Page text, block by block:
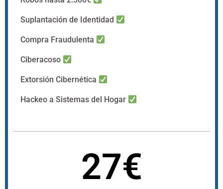
Suplantación de Identidad
Compra Fraudulenta
Ciberacoso
Extorsión Cibernética
Hackeo a Sistemas del Hogar
27€